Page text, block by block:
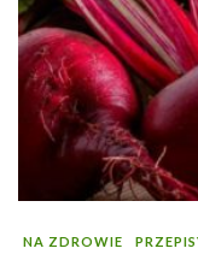
NA ZDROWIE